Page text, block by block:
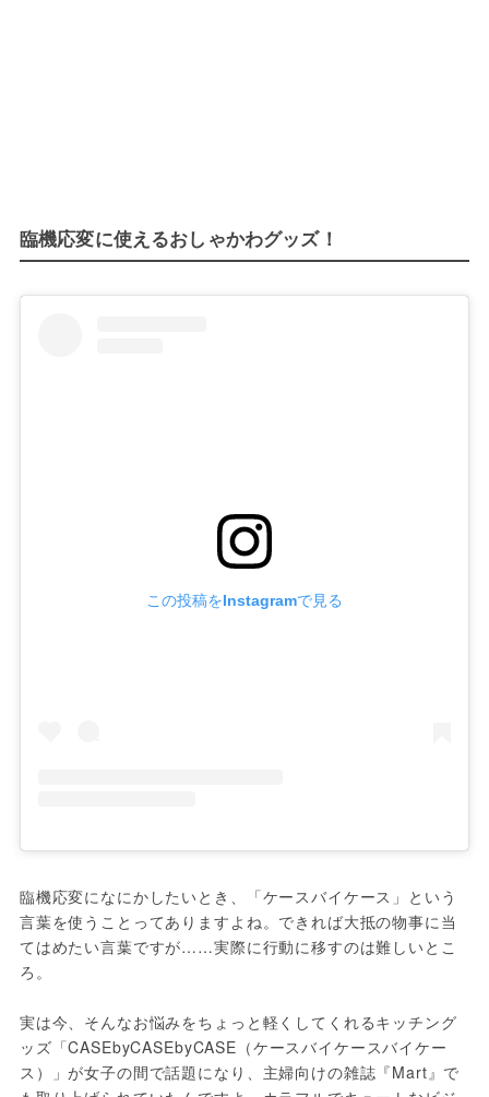
臨機応変に使えるおしゃかわグッズ！
この投稿をInstagramで見る
臨機応変になにかしたいとき、「ケースバイケース」という
言葉を使うことってありますよね。できれば大抵の物事に当
てはめたい言葉ですが……実際に行動に移すのは難しいとこ
ろ。
実は今、そんなお悩みをちょっと軽くしてくれるキッチング
ッズ「CASEbyCASEbyCASE（ケースバイケースバイケー
ス）」が女子の間で話題になり、主婦向けの雑誌『Mart』で